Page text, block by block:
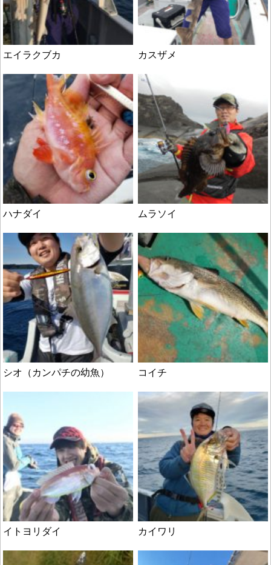
エイラクブカ カスザメ
ハナダイ ムラソイ
シオ（カンパチの幼魚） コイチ
イトヨリダイ カイワリ